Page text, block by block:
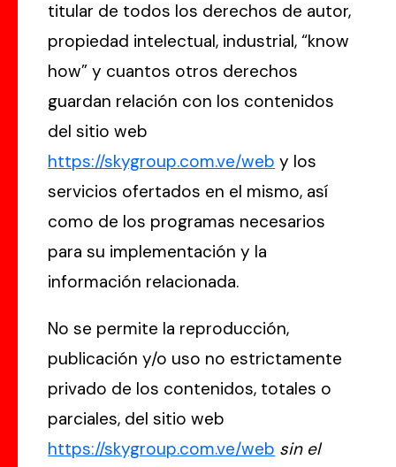
titular de todos los derechos de autor,
propiedad intelectual, industrial, “know
how” y cuantos otros derechos
guardan relación con los contenidos
del sitio web
https://skygroup.com.ve/web y los
servicios ofertados en el mismo, así
como de los programas necesarios
para su implementación y la
información relacionada.
No se permite la reproducción,
publicación y/o uso no estrictamente
privado de los contenidos, totales o
parciales, del sitio web
https://skygroup.com.ve/web sin el